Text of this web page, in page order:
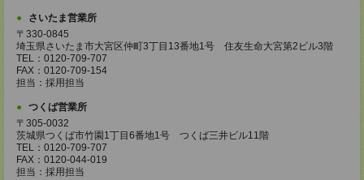
さいたま営業所
〒330-0845
埼玉県さいたま市大宮区仲町3丁目13番地1号 住友生命大宮第2ビル3階
TEL：0120-709-707
FAX：0120-709-154
担当：採用担当
つくば営業所
〒305-0032
茨城県つくば市竹園1丁目6番地1号 つくば三井ビル11階
TEL：0120-709-707
FAX：0120-044-019
担当：採用担当